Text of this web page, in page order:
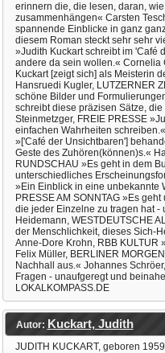
erinnern die, die lesen, daran,
zusammenhängen« Carsten
spannende Einblicke in ganz
diesem Roman steckt sehr sehr
»Judith Kuckart schreibt im 'Café
andere da sein wollen.« Cornelia
Kuckart [zeigt sich] als Meisterin
Hansruedi Kugler, LUTZERNER
schöne Bilder und
schreibt diese präzisen Sätze,
Steinmetzger, FREIE PRESSE
einfachen Wahrheiten
»['Café der Unsichtbaren']
Geste des Zuhören(können)s.«
RUNDSCHAU »Es geht in dem
unterschiedliches
»Ein Einblick in eine unbekannte
PRESSE AM SONNTAG »Es
die jeder Einzelne zu tragen hat -
Heidemann, WESTDEUTSCHE
der Menschlichkeit, dieses Sich-
Anne-Dore Krohn, RBB KULTUR
Felix Müller, BERLINER
Nachhall aus.« Johannes
Fragen - unaufgeregt und
LOKALKOMPASS.DE
Autor: Kuckart, Judith
JUDITH KUCKART, geboren